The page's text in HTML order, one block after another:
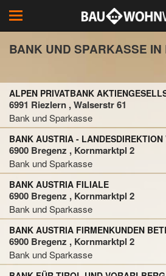
Toggle
navigation
BANK UND SPARKASSE IN
ALPEN PRIVATBANK
6991 Riezlern , Walserstr 61
Bank und Sparkasse
BANK AUSTRIA - LANDESDIREKTION
6900 Bregenz , Kornmarktpl 2
Bank und Sparkasse
BANK AUSTRIA FILIALE
6900 Bregenz , Kornmarktpl 2
Bank und Sparkasse
BANK AUSTRIA FIRMENKUNDEN
6900 Bregenz , Kornmarktpl 2
Bank und Sparkasse